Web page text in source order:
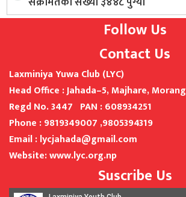
Follow Us
Contact Us
Laxminiya Yuwa Club (LYC)
Head Office : Jahada–5,Majhare, Morang
Regd No. 3447 PAN : 608934251
Phone :9819349007 ,9805394319
Email :lycjahada@gmail.com
Website: www.lyc.org.np
Suscribe Us